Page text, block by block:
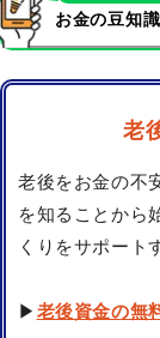
お金の豆知
老
老後をお金の不
を知ることから
くりをサポート
▶ 老後資金の無